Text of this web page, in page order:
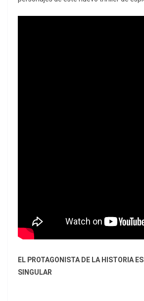
EL PROTAGONISTA DE LA HISTORIA
SINGULAR